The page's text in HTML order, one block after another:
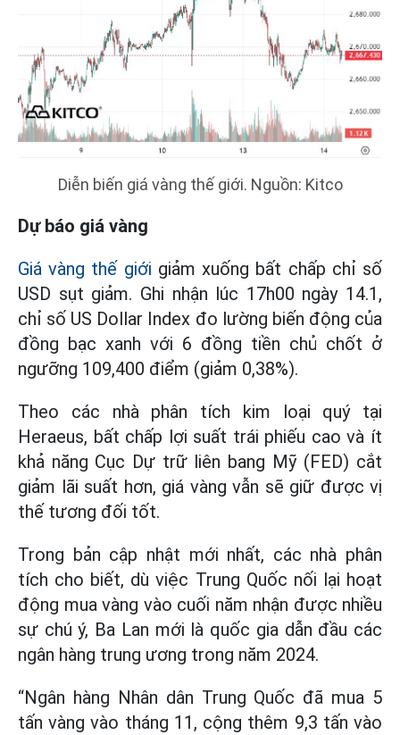
Diễn biến giá vàng thế giới. Nguồn: Kitco
Dự báo giá vàng
Giá vàng thế giới giảm xuống bất chấp chỉ số
USD sụt giảm. Ghi nhận lúc 17h00 ngày 14.1,
chỉ số US Dollar Index đo lường biến động của
đồng bạc xanh với 6 đồng tiền chủ chốt ở
ngưỡng 109,400 điểm (giảm 0,38%).
Theo các nhà phân tích kim loại quý tại
Heraeus, bất chấp lợi suất trái phiếu cao và ít
khả năng Cục Dự trữ liên bang Mỹ (FED) cắt
giảm lãi suất hơn, giá vàng vẫn sẽ giữ được vị
thế tương đối tốt.
Trong bản cập nhật mới nhất, các nhà phân
tích cho biết, dù việc Trung Quốc nối lại hoạt
động mua vàng vào cuối năm nhận được nhiều
sự chú ý, Ba Lan mới là quốc gia dẫn đầu các
ngân hàng trung ương trong năm 2024.
“Ngân hàng Nhân dân Trung Quốc đã mua 5
tấn vàng vào tháng 11, cộng thêm 9,3 tấn vào